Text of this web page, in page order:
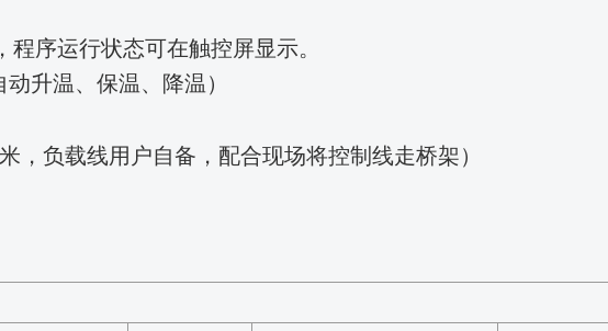
序运行状态可在触控屏显示。
升温、保温、降温）
负载线用户自备，配合现场将控制线走桥架）